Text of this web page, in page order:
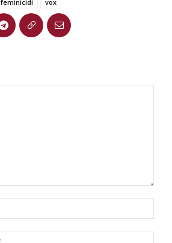
feminicidi vox